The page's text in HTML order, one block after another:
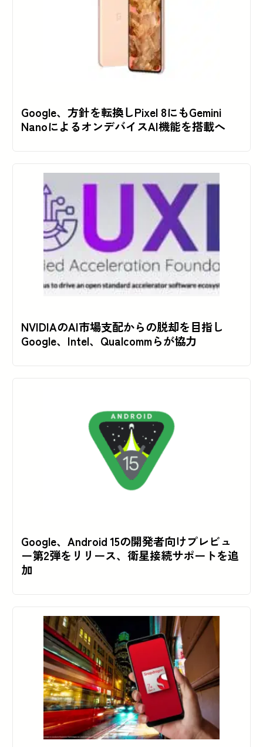
Google、方針を転換しPixel 8にもGemini
NanoによるオンデバイスAI機能を搭載へ
NVIDIAのAI市場支配からの脱却を目指し
Google、Intel、Qualcommらが協力
Google、Android 15の開発者向けプレビュ
ー第2弾をリリース、衛星接続サポートを追
加